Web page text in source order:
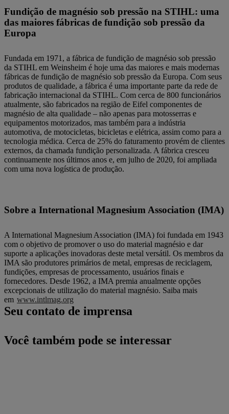
Fundição de magnésio sob pressão na STIHL: uma
das maiores fábricas de fundição sob pressão da
Europa
Fundada em 1971, a fábrica de fundição de magnésio sob pressão
da STIHL em Weinsheim é hoje uma das maiores e mais modernas
fábricas de fundição de magnésio sob pressão da Europa. Com seus
produtos de qualidade, a fábrica é uma importante parte da rede de
fabricação internacional da STIHL. Com cerca de 800 funcionários
atualmente, são fabricados na região de Eifel componentes de
magnésio de alta qualidade – não apenas para motosserras e
equipamentos motorizados, mas também para a indústria
automotiva, de motocicletas, bicicletas e elétrica, assim como para a
tecnologia médica. Cerca de 25% do faturamento provém de clientes
externos, da chamada fundição personalizada. A fábrica cresceu
continuamente nos últimos anos e, em julho de 2020, foi ampliada
com uma nova logística de produção.
Sobre a International Magnesium Association (IMA)
A International Magnesium Association (IMA) foi fundada em 1943
com o objetivo de promover o uso do material magnésio e dar
suporte a aplicações inovadoras deste metal versátil. Os membros da
IMA são produtores primários de metal, empresas de reciclagem,
fundições, empresas de processamento, usuários finais e
fornecedores. Desde 1962, a IMA premia anualmente opções
excepcionais de utilização do material magnésio. Saiba mais
em www.intlmag.org
Seu contato de imprensa
Você também pode se interessar